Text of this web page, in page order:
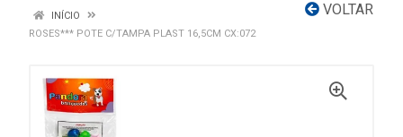
VOLTAR
INÍCIO
ROSES*** POTE C/TAMPA PLAST 16,5CM CX:072